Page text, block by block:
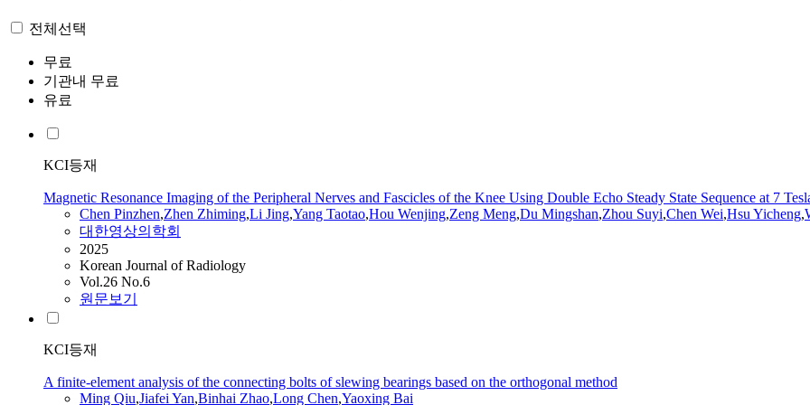
전체선택
무료
기관내 무료
유료
KCI등재
Magnetic Resonance Imaging of the Peripheral Nerves and Fascicles of the Knee Using Double Echo Steady State Sequence at 7
Chen Pinzhen,Zhen Zhiming,Li Jing,Yang Taotao,Hou Wenjing,Zeng Meng,Du Mingshan,Zhou Suyi,Chen Wei,Hsu Yicheng,
대한영상의학회
2025
Korean Journal of Radiology
Vol.26 No.6
원문보기
KCI등재
A finite-element analysis of the connecting bolts of slewing bearings based on the orthogonal method
Ming Qiu,JiafeiYan,Binhai Zhao,Long Chen,Yaoxing Bai